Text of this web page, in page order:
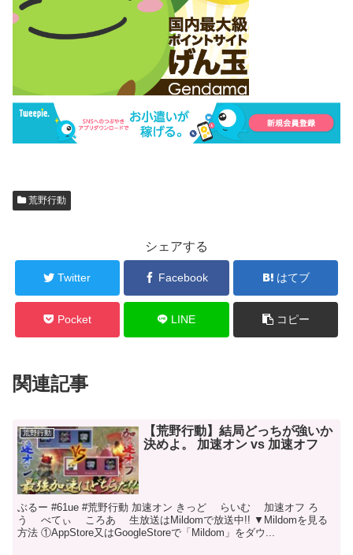
荒野行動
シェアする
Twitter Facebook はてブ
Pocket LINE コピー
関連記事
荒野行動
【荒野行動】結局どっちが強いか
決めよ。 加速オン vs 加速オフ
ぶるー #61ue #荒野行動 加速オン きっど らいむ 加速オフ ろ
う べてぃ ころあ 生放送はMildomで放送中!! ▼Mildomを見る
方法 ①AppStore又はGoogleStoreで「Mildom」をダウ...